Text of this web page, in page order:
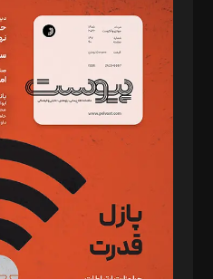
سردبیر: مهرک محمودی
دبیر تحریریه: میثم قاسمی
د‌بیر ناداستان: سمانه سمیع
د‌بیر خدمت و تجارت: ابوالفضل رجبی
د‌بیر حقوق فناوری: حسام‌الدین
د‌بیر پیوست جهان: مینا پاکدل
د‌بیر تحریریه آنلاین: بابک نقاش
تحریریه‌: مجتبی محمود‌ی، آرش
مصطفی مسجدی آرانی، ابوالفضل رجبی،
رستمی،مصطفی باستان
ویرایش: نگار استاد‌‌آقا